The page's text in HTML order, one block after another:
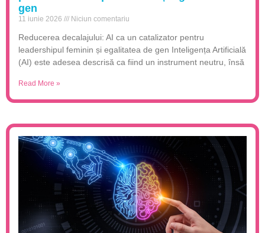
gen
11 iunie 2026 Niciun comentariu
Reducerea decalajului: AI ca un catalizator pentru
leadershipul feminin și egalitatea de gen Inteligența Artificială
(AI) este adesea descrisă ca fiind un instrument neutru, însă
Read More »